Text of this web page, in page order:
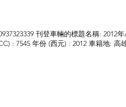
刊登車輛的標題名稱: 2012
: 7545 年份 (西元) : 2012 車籍地: 高